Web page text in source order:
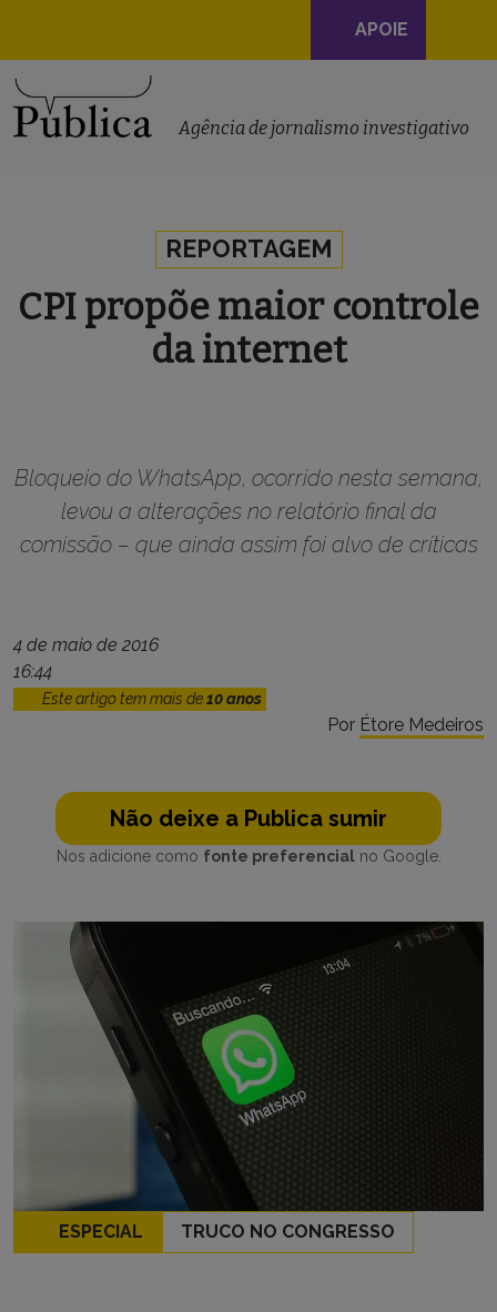
Navegação
principal
APOIE
Agência de jornalismo investigativo
REPORTAGEM
CPI propõe maior controle
da internet
Bloqueio do WhatsApp, ocorrido nesta semana,
levou a alterações no relatório final da
comissão – que ainda assim foi alvo de críticas
4 de maio de 2016
16:44
Este artigo tem mais de10 anos
Por Étore Medeiros
Não deixe a Publica sumir
Nos adicione como fonte preferencialno Google.
ESPECIAL TRUCO NO CONGRESSO